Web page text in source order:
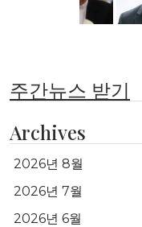
주간뉴스 받기
Archives
2026년 8월
2026년 7월
2026년 6월